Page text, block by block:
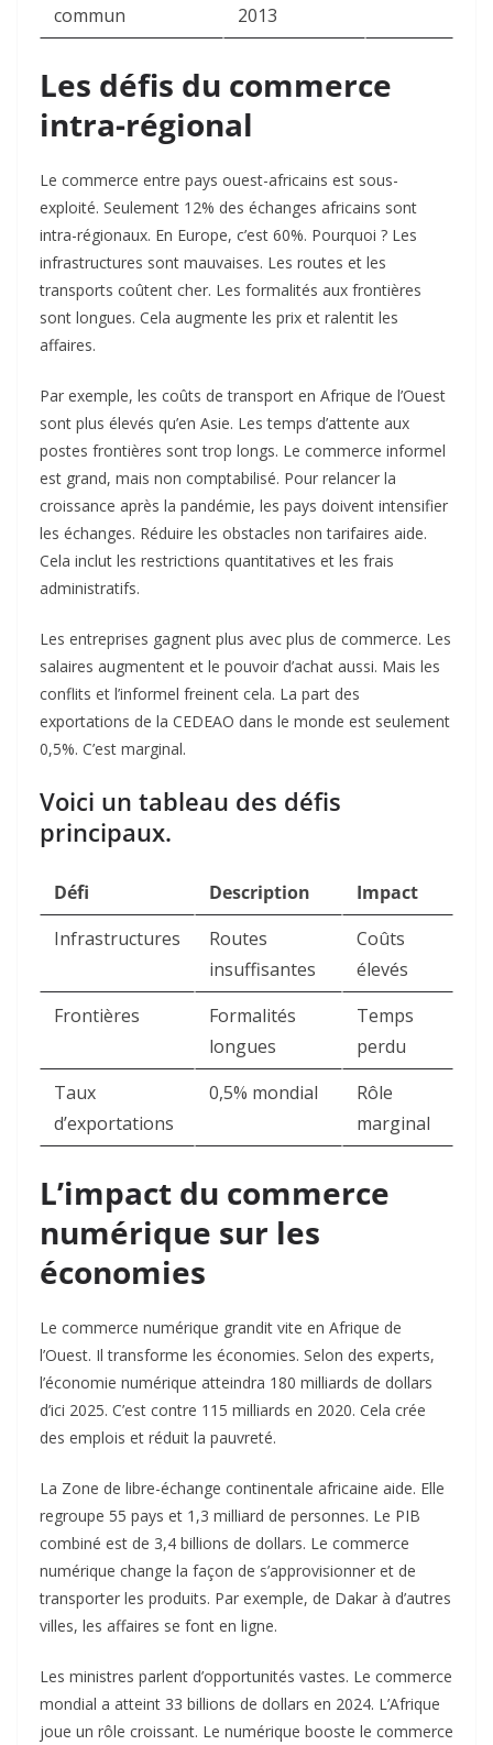
commun
2013
Les défis du commerce
intra-régional
Le commerce entre pays ouest-africains est sous-
exploité. Seulement 12% des échanges africains sont
intra-régionaux. En Europe, c’est 60%. Pourquoi ? Les
infrastructures sont mauvaises. Les routes et les
transports coûtent cher. Les formalités aux frontières
sont longues. Cela augmente les prix et ralentit les
affaires.
Par exemple, les coûts de transport en Afrique de l’Ouest
sont plus élevés qu’en Asie. Les temps d’attente aux
postes frontières sont trop longs. Le commerce informel
est grand, mais non comptabilisé. Pour relancer la
croissance après la pandémie, les pays doivent intensifier
les échanges. Réduire les obstacles non tarifaires aide.
Cela inclut les restrictions quantitatives et les frais
administratifs.
Les entreprises gagnent plus avec plus de commerce. Les
salaires augmentent et le pouvoir d’achat aussi. Mais les
conflits et l’informel freinent cela. La part des
exportations de la CEDEAO dans le monde est seulement
0,5%. C’est marginal.
Voici un tableau des défis
principaux.
Défi Description
Impact
Infrastructures
Routes
insuffisantes
Coûts
élevés
Frontières
Formalités
longues
Temps
perdu
Taux
d’exportations
0,5% mondial
Rôle
marginal
L’impact du commerce
numérique sur les
économies
Le commerce numérique grandit vite en Afrique de
l’Ouest. Il transforme les économies. Selon des experts,
l’économie numérique atteindra 180 milliards de dollars
d’ici 2025. C’est contre 115 milliards en 2020. Cela crée
des emplois et réduit la pauvreté.
La Zone de libre-échange continentale africaine aide. Elle
regroupe 55 pays et 1,3 milliard de personnes. Le PIB
combiné est de 3,4 billions de dollars. Le commerce
numérique change la façon de s’approvisionner et de
transporter les produits. Par exemple, de Dakar à d’autres
villes, les affaires se font en ligne.
Les ministres parlent d’opportunités vastes. Le commerce
mondial a atteint 33 billions de dollars en 2024. L’Afrique
joue un rôle croissant. Le numérique booste le commerce